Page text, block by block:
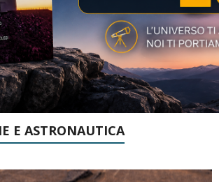
E ASTRONAUTICA